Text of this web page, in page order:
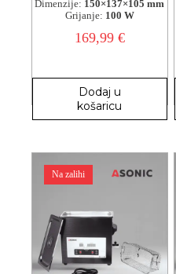
Dimenzije: 150×137×105 mm
Grijanje: 100 W
169,99 €
Dodaj u
košaricu
Na zalihi